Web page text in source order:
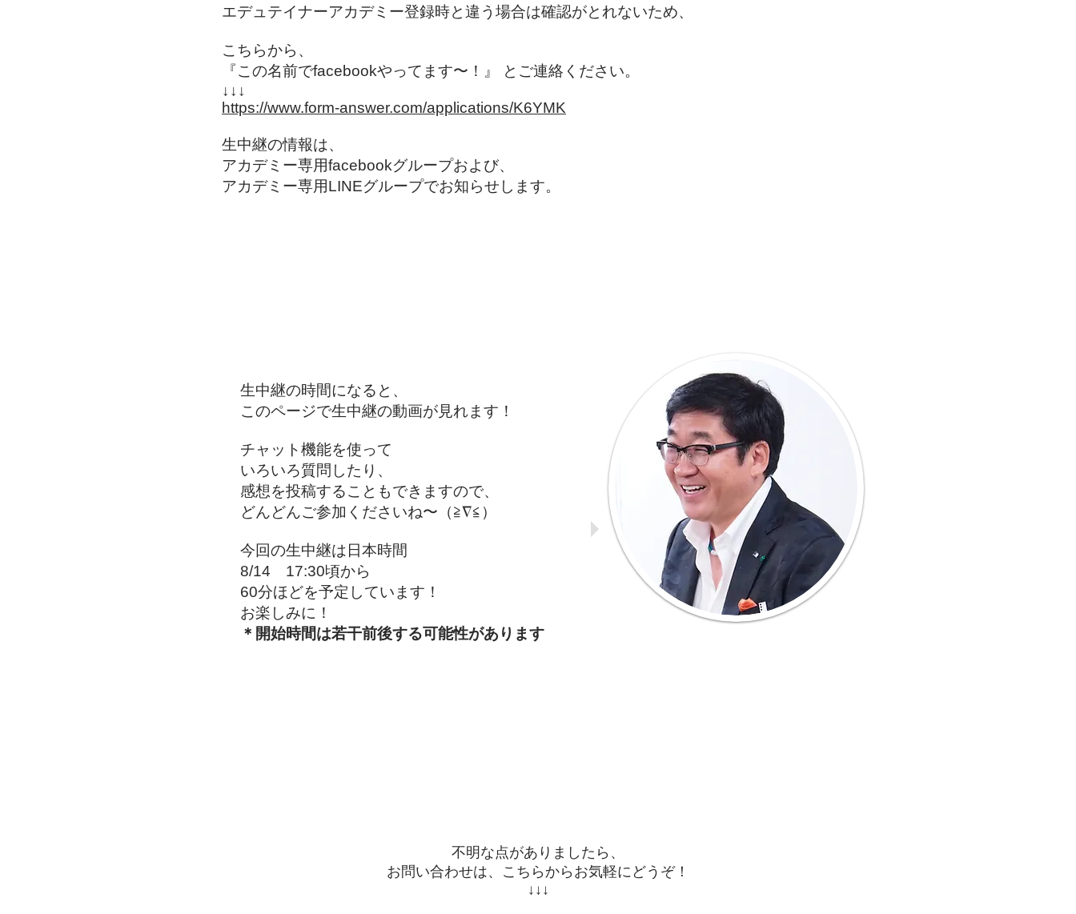
エデュテイナーアカデミー登録時と違う場合は確認がとれないため、
こちらから、
『この名前でfacebookやってます〜！』 とご連絡ください。
↓↓↓
https://www.form-answer.com/applications/K6YMK
生中継の情報は、
アカデミー専用facebookグループおよび、
アカデミー専用LINEグループでお知らせします。
生中継の時間になると、
このページで生中継の動画が見れます！
チャット機能を使って
いろいろ質問したり、
感想を投稿することもできますので、
どんどんご参加くださいね〜（≧∇≦）
今回の生中継は日本時間
8/14 17:30頃から
60分ほどを予定しています！
お楽しみに！
​＊開始時間は若干前後する可能性があります
不明な点がありましたら、
お問い合わせは、こちらからお気軽にどうぞ！
↓↓↓